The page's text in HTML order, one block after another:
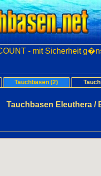
Tauchbasen (2)
Tauchbasen Eleuthera /